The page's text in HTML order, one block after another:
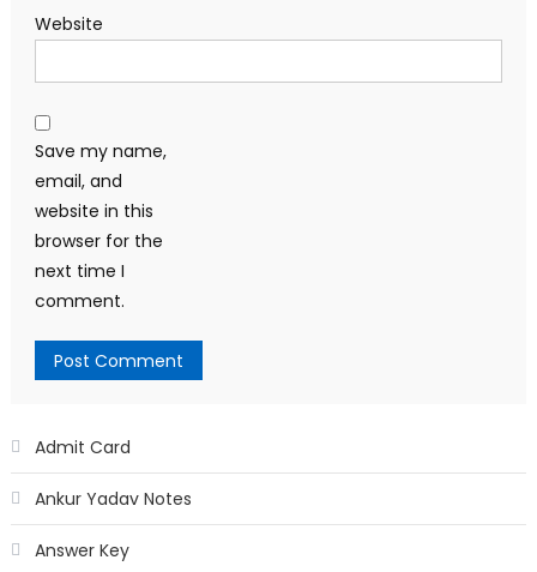
Website
Save my name,
email, and
website in this
browser for the
next time I
comment.
Admit Card
Ankur Yadav Notes
Answer Key